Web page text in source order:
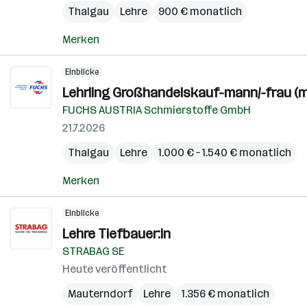
Thalgau
Lehre 900 € monatlich
Merken
Einblicke
Lehrling Großhandelskauf-mann/-frau
FUCHS AUSTRIA Schmierstoffe GmbH
21.7.2026
Thalgau
Lehre 1.000 € – 1.540 € monatlich
Merken
Einblicke
Lehre Tiefbauer:in
STRABAG SE
Heute veröffentlicht
Mauterndorf
Lehre 1.356 € monatlich